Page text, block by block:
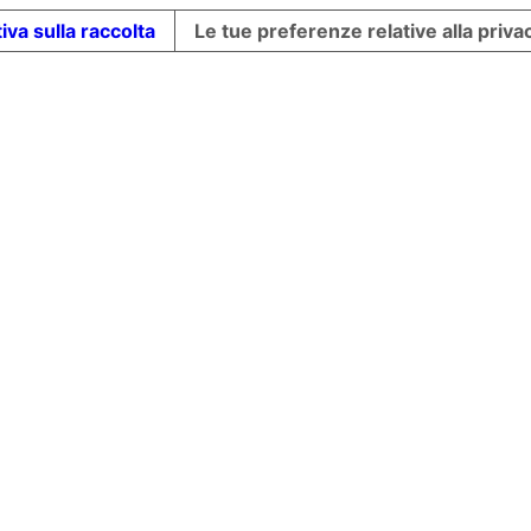
sulla raccolta Le tue preferenze relative alla